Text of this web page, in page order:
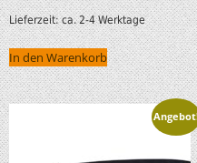
Lieferzeit:ca. 2-4 Werktage
In den Warenkorb